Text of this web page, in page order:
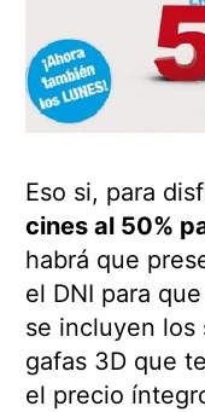
Eso si, para
cines al 50%
habrá que
el DNI para
se incluyen los
gafas 3D que
el precio